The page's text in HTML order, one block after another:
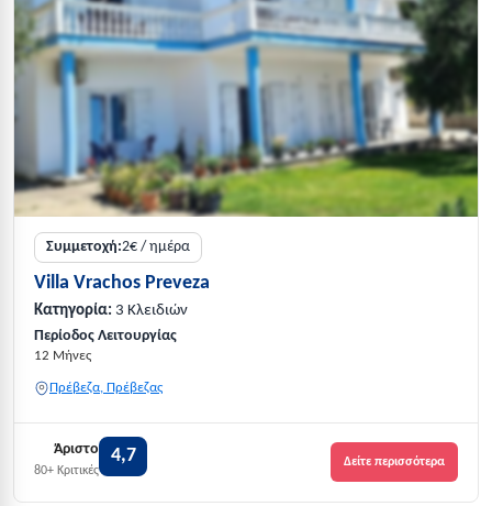
Συμμετοχή:2€ / ημέρα
Villa Vrachos Preveza
Κατηγορία: 3 Κλειδιών
Περίοδος Λειτουργίας
12 Μήνες
Πρέβεζα, Πρέβεζας
Άριστο
80+ Κριτικές
4,7 Δείτε περισσότερα